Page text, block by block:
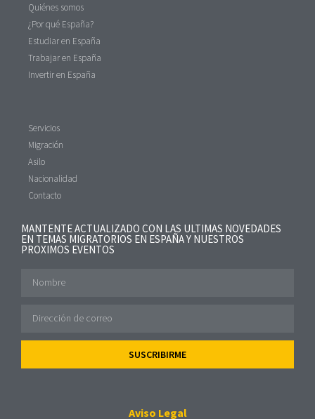
Quiénes somos
¿Por qué España?
Estudiar en España
Trabajar en España
Invertir en España
Servicios
Migración
Asilo
Nacionalidad
Contacto
MANTENTE ACTUALIZADO CON LAS ULTIMAS NOVEDADES
EN TEMAS MIGRATORIOS EN ESPAÑA Y NUESTROS
PROXIMOS EVENTOS
SUSCRIBIRME
Aviso Legal